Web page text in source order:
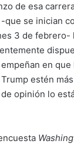
de esa
que se inician
3 de febrero-
en que
estén
opinión lo